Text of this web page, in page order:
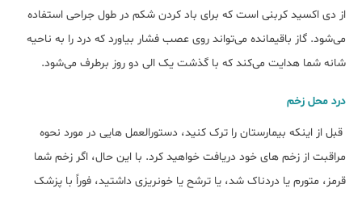
از دی اکسید کربنی است که برای باد کردن شکم در طول جراحی استفاده
می‌شود. گاز باقیمانده می‌‌تواند روی عصب فشار بیاورد که درد را به ناحیه
شانه شما هدایت می‌کند که با گذشت یک الی دو روز برطرف می‌شود.
درد محل زخم
قبل از اینکه بیمارستان را ترک کنید، دستورالعمل هایی در مورد نحوه
مراقبت از زخم های خود دریافت خواهید کرد. با این حال، اگر زخم شما
قرمز، متورم یا دردناک شد، یا ترشح یا خونریزی داشتید، فوراً با پزشک